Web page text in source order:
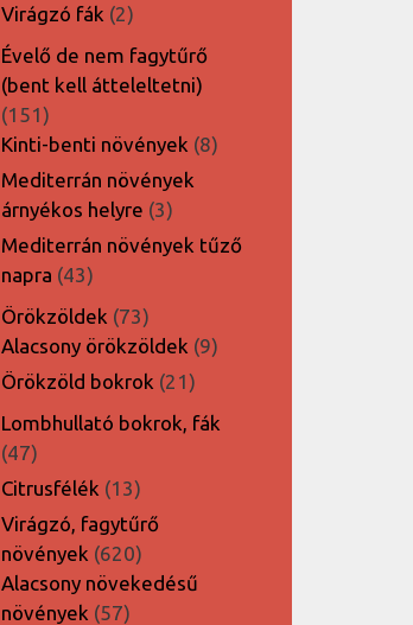
Virágzó fák 22
termék
Évelő de nem fagytűrő
(bent kell átteleltetni)
151151
termék
Kinti-benti növények 88
Mediterrán növények
árnyékos helyre 33
termék
Mediterrán növények tűző
napra 4343
termék
Örökzöldek 7373
termék
Alacsony örökzöldek 99
Örökzöld bokrok 2121
termék
Lombhullató bokrok, fák
4747
termék
Citrusfélék 1313
termék
Virágzó, fagytűrő
növények 620620
termék
Alacsony növekedésű
növények 5757